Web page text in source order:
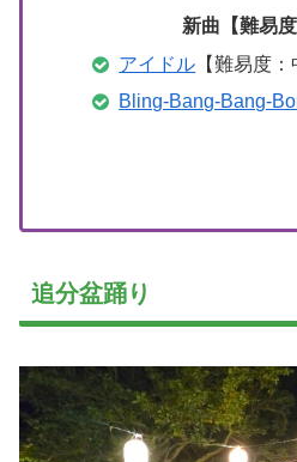
新曲【難易度
アイドル 【難易度：
追分盆踊り